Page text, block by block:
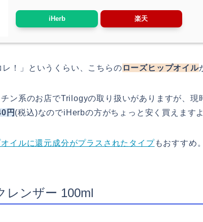
iHerb 楽天
レ！」というくらい、こちらの ローズヒップオイル
ン系のお店でTrilogyの取り扱いがありますが、現
円 (税込)なのでiHerbの方がちょっと安く買えます
イルに還元成分がプラスされたタイプもおすすめ。
ンザー 100ml